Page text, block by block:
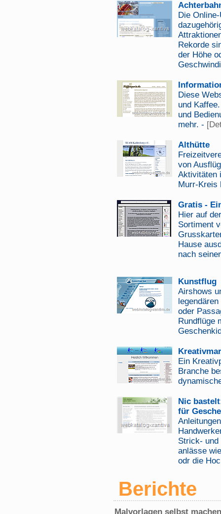
Die
Rekorde
der Höhe
Diese
und
und
mehr. -
Althütte
von
Aktivitäten
Murr-
Gratis -
Hier auf
Sortiment
Hause
nach
Kunstflug
Airshows
oder
Rundflüge
Ein
Branche
Nic
für
Strick- und
anlässe
odr die
Berichte
Malvorlagen selbst machen